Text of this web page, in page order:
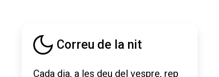
Correu de la nit
Cada dia, a les deu del vespre, rep